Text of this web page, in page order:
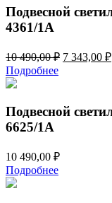
490,00 ₽.
Подвесной
4361/1A
10 490,00₽
490,00 ₽.
7 343,00 ₽
Подробнее
Подвесной
6625/1A
10 490,00 ₽
Подробнее